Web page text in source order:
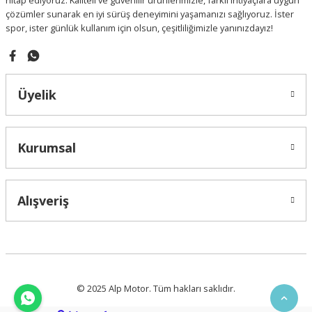
Gönder
çözümler sunarak en iyi sürüş deneyimini yaşamanızı sağlıyoruz. İster
spor, ister günlük kullanım için olsun, çeşitliliğimizle yanınızdayız!
Üyelik
Kurumsal
Alışveriş
© 2025 Alp Motor. Tüm hakları saklıdır.